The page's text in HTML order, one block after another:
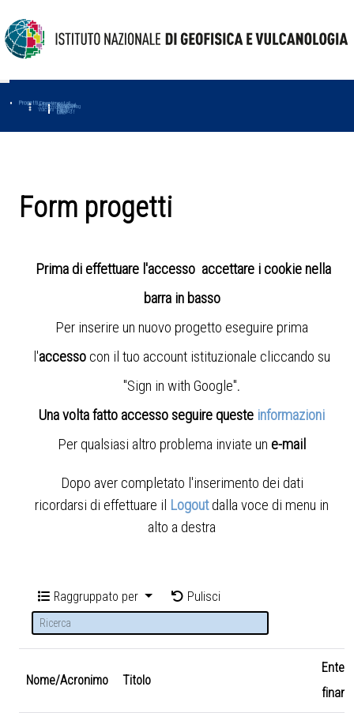
Progetti
Progetti Dipartimentali
AmbienteAmused
Macmap
Tropomag
TerremotiFurther
Muse
Vulcani First
Impact
Love-cf
Uno
Form progetti
Prima di effettuare l'accesso accettare i cookie nella
barra in basso
Per inserire un nuovo progetto eseguire prima
l'accesso con il tuo account istituzionale cliccando su
"Sign in with Google".
Una volta fatto accesso seguire queste informazioni
Per qualsiasi altro problema inviate un e-mail
Dopo aver completato l'inserimento dei dati
ricordarsi di effettuare il Logout dalla voce di menu in
alto a destra
Raggruppato per Pulisci
Nome/Acronimo Titolo
Ente